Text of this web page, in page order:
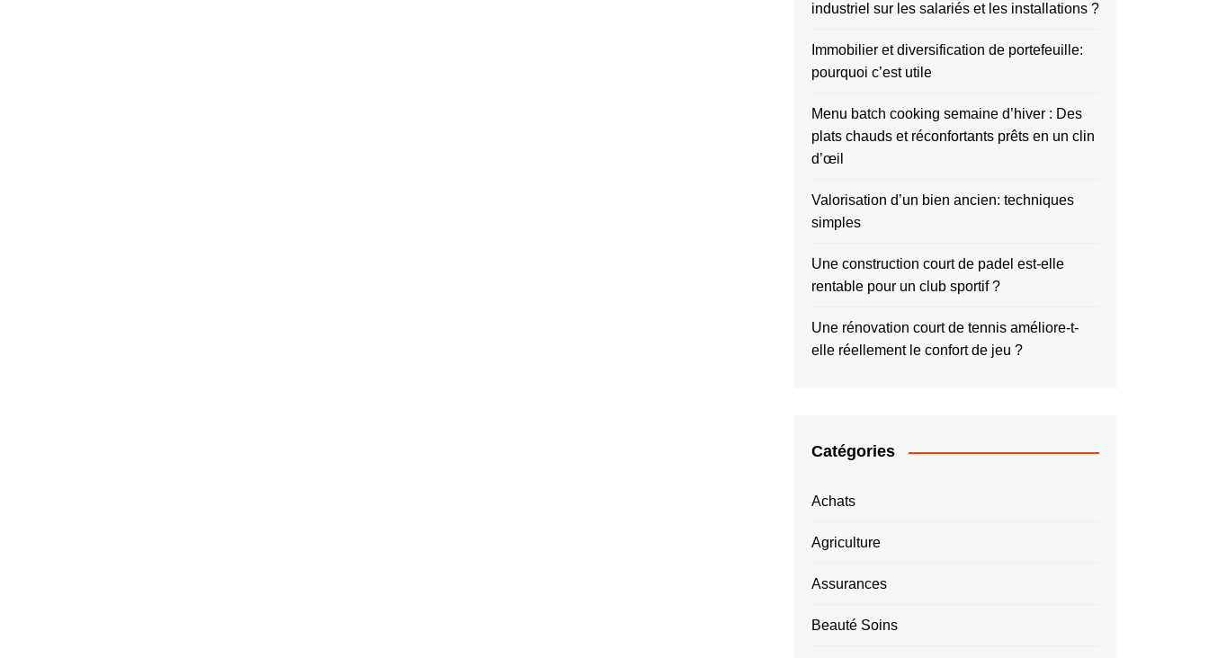
industriel sur les salariés et les installations ?
Immobilier et diversification de portefeuille:
pourquoi c’est utile
Menu batch cooking semaine d’hiver : Des
plats chauds et réconfortants prêts en un clin
d’œil
Valorisation d’un bien ancien: techniques
simples
Une construction court de padel est-elle
rentable pour un club sportif ?
Une rénovation court de tennis améliore-t-
elle réellement le confort de jeu ?
Catégories
Achats
Agriculture
Assurances
Beauté Soins